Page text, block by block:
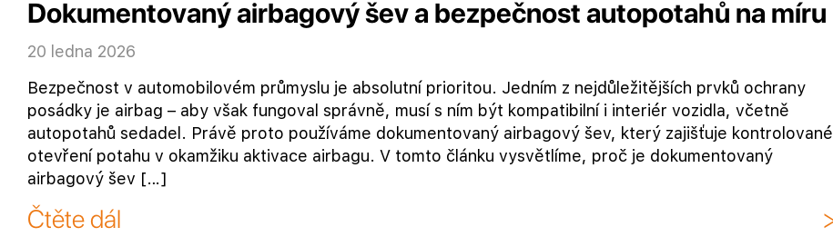
Dokumentovaný airbagový šev a bezpečnost autopotahů na míru
20 ledna 2026
Bezpečnost v automobilovém průmyslu je absolutní prioritou. Jedním z nejdůležitějších prvků ochrany
posádky je airbag – aby však fungoval správně, musí s ním být kompatibilní i interiér vozidla, včetně
autopotahů sedadel. Právě proto používáme dokumentovaný airbagový šev, který zajišťuje kontrolované
otevření potahu v okamžiku aktivace airbagu. V tomto článku vysvětlíme, proč je dokumentovaný
airbagový šev […]
Čtěte dál